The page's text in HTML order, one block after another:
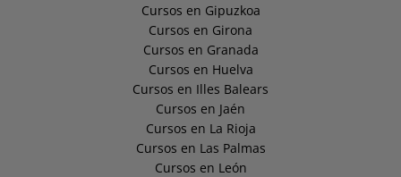
Cursos en Gipuzkoa
Cursos en Girona
Cursos en Granada
Cursos en Huelva
Cursos en Illes Balears
Cursos en Jaén
Cursos en La Rioja
Cursos en Las Palmas
Cursos en León